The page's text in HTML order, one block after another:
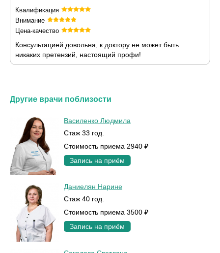
Квалификация
Внимание
Цена-качество
Консультацией довольна, к доктору не может быть
никаких претензий, настоящий профи!
Другие врачи поблизости
Василенко Людмила
Стаж 33 год.
Стоимость приема 2940 ₽
Запись на приём
Даниелян Нарине
Стаж 40 год.
Стоимость приема 3500 ₽
Запись на приём